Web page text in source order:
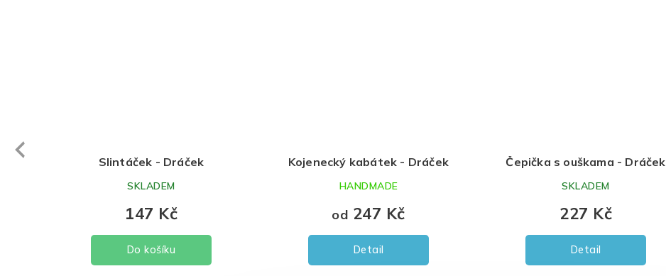
Slintáček - Dráček
147 Kč
Do košíku
SKLADEM
Kojenecký kabátek - Dráček
od 247 Kč
Detail
HANDMADE
Čepička s ouškama - Dráček
227 Kč
Detail
SKLADEM